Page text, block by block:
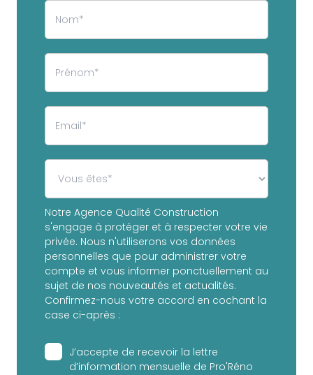
Notre Agence Qualité Construction
s'engage à protéger et à respecter votre vie
privée. Nous n'utiliserons vos données
personnelles que pour administrer votre
compte et vous informer ponctuellement au
sujet de nos nouveautés et actualités.
Confirmez-nous votre accord en cochant la
case ci-après :
J’accepte de recevoir la lettre
d’information mensuelle de Pro'Réno